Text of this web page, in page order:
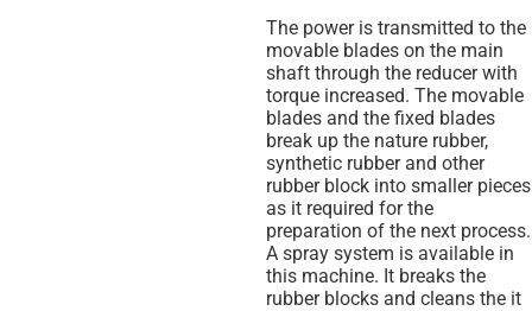
The power is transmitted to the
movable blades on the main
shaft through the reducer with
torque increased. The movable
blades and the fixed blades
break up the nature rubber,
synthetic rubber and other
rubber block into smaller pieces
as it required for the
preparation of the next process.
A spray system is available in
this machine. It breaks the
rubber blocks and cleans the it